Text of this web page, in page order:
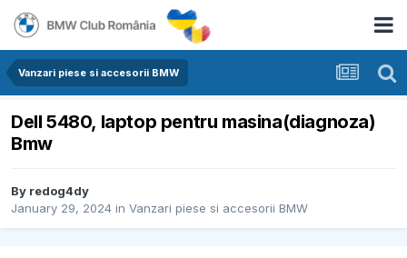
Vanzari piese si accesorii BMW
Dell 5480, laptop pentru masina(diagnoza)
Bmw
By redog4dy
January 29, 2024 in Vanzari piese si accesorii BMW